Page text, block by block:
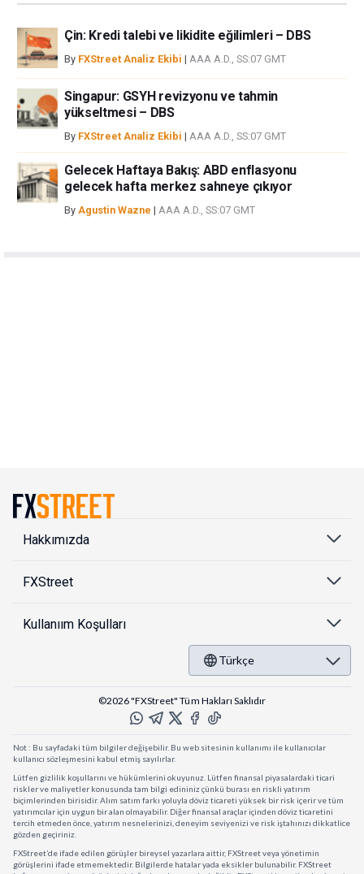
Çin: Kredi talebi ve likidite eğilimleri – DBS
By FXStreet Analiz Ekibi | AAA A.D., SS:07 GMT
Singapur: GSYH revizyonu ve tahmin
yükseltmesi – DBS
By FXStreet Analiz Ekibi | AAA A.D., SS:07 GMT
Gelecek Haftaya Bakış: ABD enflasyonu
gelecek hafta merkez sahneye çıkıyor
By Agustin Wazne | AAA A.D., SS:07 GMT
Hakkımızda
FXStreet
Kullanıım Koşulları
Türkçe
©2026 "FXStreet" Tüm Hakları Saklıdır
Not : Bu sayfadaki tüm bilgiler değişebilir. Bu web sitesinin kullanımı ile kullanıcılar
kullanıcı sözleşmesini kabul etmiş sayılırlar.
Lütfen gizlilik koşullarını ve hükümlerini okuyunuz. Lütfen finansal piyasalardaki ticari
riskler ve maliyetler konusunda tam bilgi edininiz çünkü burası en riskli yatırım
biçimlerinden birisidir. Alım satım farkı yoluyla döviz ticareti yüksek bir risk içerir ve tüm
yatırımcılar için uygun bir alan olmayabilir. Diğer finansal araçlar içinden döviz ticaretini
tercih etmeden önce, yatırım nesnelerinizi, deneyim seviyenizi ve risk iştahınızı dikkatlice
gözden geçiriniz.
FXStreet’de ifade edilen görüşler bireysel yazarlara aittir, FXStreet veya yönetimin
görüşlerini ifade etmemektedir. Bilgilerde hatalar yada eksikler bulunabilir. FXStreet